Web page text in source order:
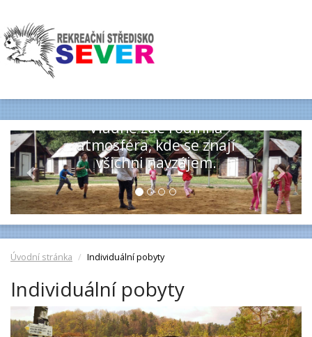
ČEPICE
Tábor ušitý na míru těm, co
už je nebaví klasické tábory.
Previous Next
Úvodní stránka Individuální pobyty
Individuální pobyty